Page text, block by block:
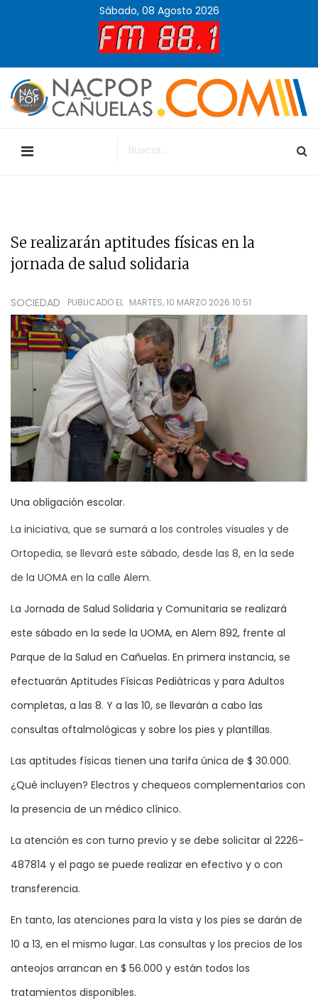
Sábado, 08 Agosto 2026
Se realizarán aptitudes físicas en la
jornada de salud solidaria
SOCIEDAD PUBLICADO EL MARTES, 10 MARZO 2026 10:51
Una obligación escolar.
La iniciativa, que se sumará a los controles visuales y de
Ortopedia, se llevará este sábado, desde las 8, en la sede
de la UOMA en la calle Alem.
La Jornada de Salud Solidaria y Comunitaria se realizará
este sábado en la sede la UOMA, en Alem 892, frente al
Parque de la Salud en Cañuelas. En primera instancia, se
efectuarán Aptitudes Físicas Pediátricas y para Adultos
completas, a las 8. Y a las 10, se llevarán a cabo las
consultas oftalmológicas y sobre los pies y plantillas.
Las aptitudes físicas tienen una tarifa única de $ 30.000.
¿Qué incluyen? Electros y chequeos complementarios con
la presencia de un médico clínico.
La atención es con turno previo y se debe solicitar al 2226-
487814 y el pago se puede realizar en efectivo y o con
transferencia.
En tanto, las atenciones para la vista y los pies se darán de
10 a 13, en el mismo lugar. Las consultas y los precios de los
anteojos arrancan en $ 56.000 y están todos los
tratamientos disponibles.